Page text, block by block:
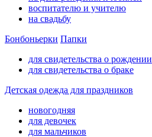
воспитателю и учителю
на свадьбу
Бонбоньерки Папки
для свидетельства о рождении
для свидетельства о браке
Детская одежда для праздников
новогодняя
для девочек
для мальчиков